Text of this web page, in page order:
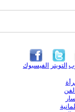
الفيسبوك التويتر